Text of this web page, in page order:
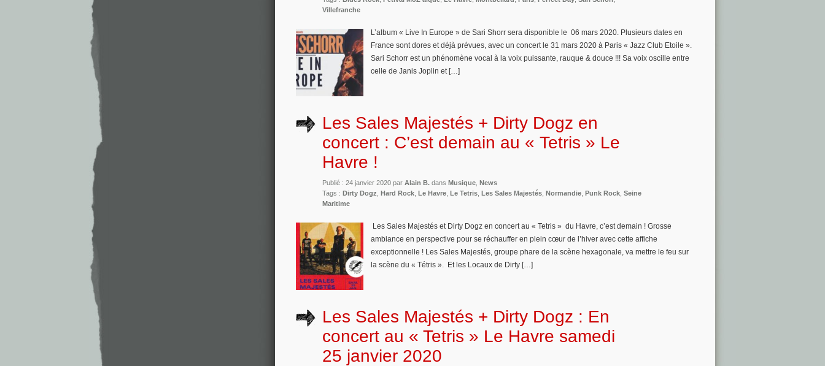
Villefranche
L’album « Live In Europe » de Sari Shorr sera disponible le 06 mars 2020. Plusieurs dates en
France sont dores et déjà prévues, avec un concert le 31 mars 2020 à Paris « Jazz Club Etoile ».
Sari Schorr est un phénomène vocal à la voix puissante, rauque & douce !!! Sa voix oscille entre
celle de Janis Joplin et […]
Les Sales Majestés + Dirty Dogz en
concert : C’est demain au « Tetris » Le
Havre !
Publié : 24 janvier 2020 par Alain B. dans Musique News
Tags : Dirty Dogz Hard Rock Le Havre Le Tetris Les Sales Majestés Normandie Punk Rock Seine
Maritime
Les Sales Majestés et Dirty Dogz en concert au « Tetris » du Havre, c’est demain ! Grosse
ambiance en perspective pour se réchauffer en plein cœur de l’hiver avec cette affiche
exceptionnelle ! Les Sales Majestés, groupe phare de la scène hexagonale, va mettre le feu sur
la scène du « Tétris ». Et les Locaux de Dirty […]
Les Sales Majestés + Dirty Dogz : En
concert au « Tetris » Le Havre samedi
25 janvier 2020